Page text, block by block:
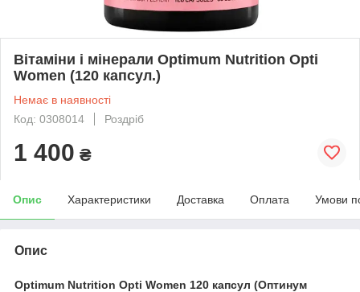
Вітаміни і мінерали Optimum Nutrition Opti
Women (120 капсул.)
Немає в наявності
Код: 0308014
Роздріб
1 400 ₴
Опис Характеристики Доставка Оплата Умови
Опис
Optimum Nutrition Opti Women 120 капсул (Оптинум